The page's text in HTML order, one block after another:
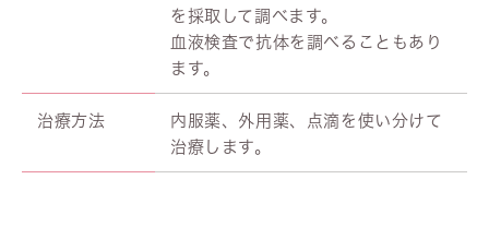
を採取して調べます。
血液検査で抗体を調べることもあり
ます。
治療方法
内服薬、外用薬、点滴を使い分けて
治療します。